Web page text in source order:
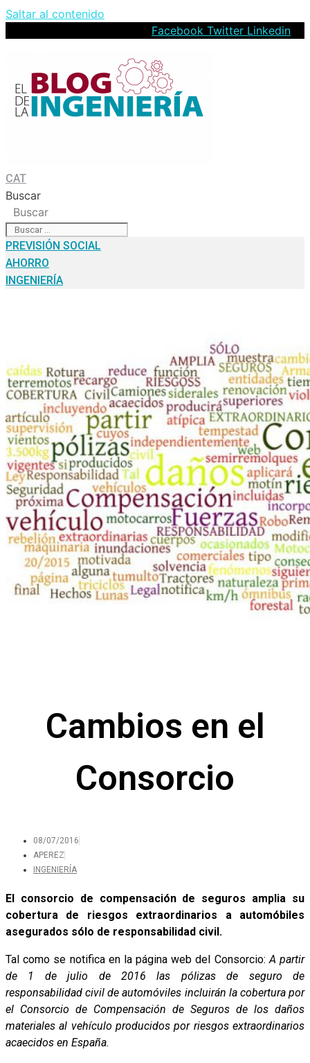
Saltar al contenido
Facebook Twitter Linkedin
CAT
Buscar
Buscar
PREVISIÓN SOCIAL
AHORRO
INGENIERÍA
Cambios en el
Consorcio
08/07/2016
APEREZ
INGENIERÍA
El consorcio de compensación de seguros amplia su
cobertura de riesgos extraordinarios a automóbiles
asegurados sólo de responsabilidad civil.
Tal como se notifica en la página web del Consorcio: A partir
de 1 de julio de 2016 las pólizas de seguro de
responsabilidad civil de automóviles incluirán la cobertura por
el Consorcio de Compensación de Seguros de los daños
materiales al vehículo producidos por riesgos extraordinarios
acaecidos en España.